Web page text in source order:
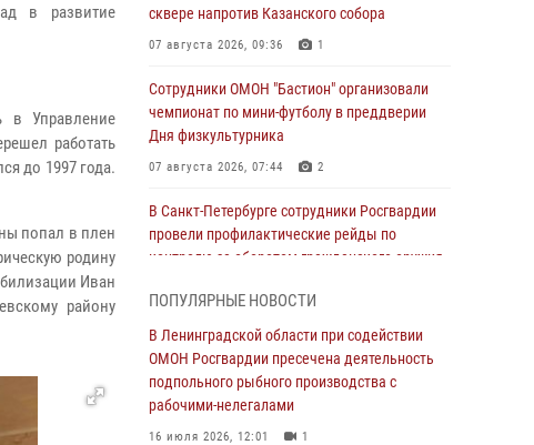
в развитие
в Управление
работать
до 1997 года.
попал в плен
родину
Иван
району
сквере напротив Казанского собора
07 августа 2026, 09:36 1
Сотрудники ОМОН "Бастион" организовали
чемпионат по мини-футболу в преддверии
Дня физкультурника
07 августа 2026, 07:44 2
В Санкт-Петербурге сотрудники Росгвардии
провели профилактические рейды по
контролю за оборотом гражданского оружия
В Красносельском районе наряд Росгвардии
задержал правонарушителя, угрожавшего 17-
летнему подростку травматическим оружием
06 августа 2026, 13:39
ПОПУЛЯРНЫЕ НОВОСТИ
В Ленинградской области при содействии
ОМОН Росгвардии пресечена деятельность
подпольного рыбного производства с
рабочими-нелегалами
16 июля 2026, 12:01 1